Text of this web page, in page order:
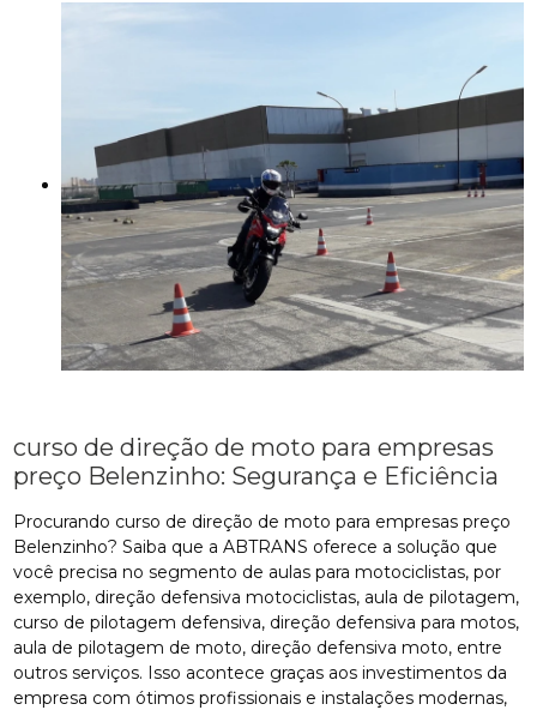
curso de direção de moto para empresas
preço Belenzinho: Segurança e Eficiência
Procurando curso de direção de moto para empresas preço
Belenzinho? Saiba que a ABTRANS oferece a solução que
você precisa no segmento de aulas para motociclistas, por
exemplo, direção defensiva motociclistas, aula de pilotagem,
curso de pilotagem defensiva, direção defensiva para motos,
aula de pilotagem de moto, direção defensiva moto, entre
outros serviços. Isso acontece graças aos investimentos da
empresa com ótimos profissionais e instalações modernas,